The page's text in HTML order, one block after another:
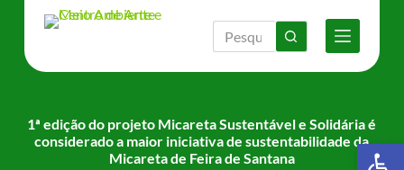
1ª edição do projeto Micareta Sustentável e Solidária é
considerado a maior iniciativa de sustentabilidade da
Micareta de Feira de Santana
Barra de Ferramentas Aberta